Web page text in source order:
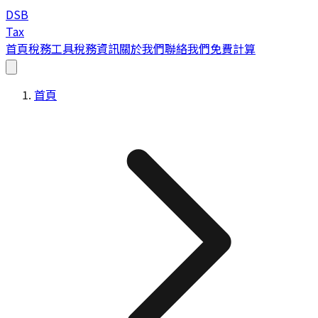
DSB
Tax
首頁稅務工具稅務資訊關於我們聯絡我們免費計算
首頁